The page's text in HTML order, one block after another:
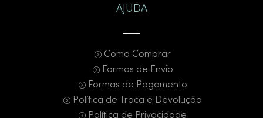
AJUDA
Como Comprar
Formas de Envio
Formas de Pagamento
Política de Troca e Devolução
Política de Privacidade